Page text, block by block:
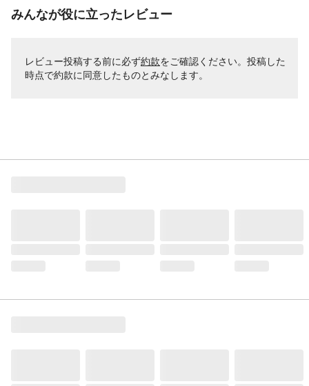
みんなが役に立ったレビュー
レビュー投稿する前に必ず約款をご確認ください。投稿した
時点で約款に同意したものとみなします。